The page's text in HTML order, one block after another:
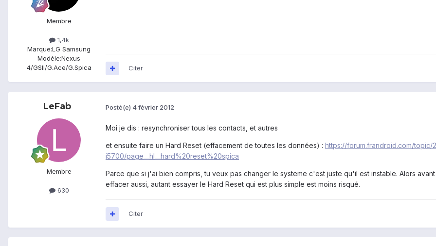
Membre
1,4k
Marque:LG Samsung
Modèle:Nexus
4/GSII/G.Ace/G.Spica
Citer
LeFab
Membre
630
Posté(e) 4 février 2012
Moi je dis : resynchroniser tous les contacts, et autres
et ensuite faire un Hard Reset (effacement de toutes les données) : https://forum.frandroid.com/
i5700/page__hl__hard%20reset%20spica
Parce que si j'ai bien compris, tu veux pas changer le systeme c'est juste qu'il est instable. Alors
effacer aussi, autant essayer le Hard Reset qui est plus simple est moins risqué.
Citer